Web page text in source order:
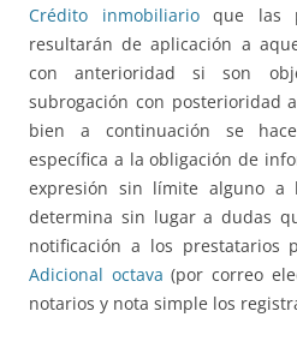
Crédito inmobiliarioque las
resultarán de aplicación a
con anterioridad si son
subrogación con posterioridad
bien a continuación se
específica a la obligación de
expresión sin límite alguno a
determina sin lugar a dudas
notificación a los prestatarios
Adicional octava (por correo
notarios y nota simple los